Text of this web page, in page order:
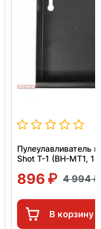
Пулеулавливатель
Shot T-1 (BH-MT1,
896 4 994
В корзину